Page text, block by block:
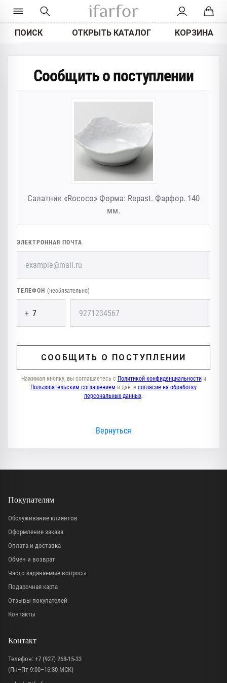
ПОИСК ОТКРЫТЬ КАТАЛОГ КОРЗИНА
Сообщить о поступлении
Салатник «Rococo» Форма: Repast. Фарфор. 140
мм.
ЭЛЕКТРОННАЯ ПОЧТА
ТЕЛЕФОН (необязательно)
+
СООБЩИТЬ О ПОСТУПЛЕНИИ
Нажимая кнопку, вы соглашаетесь с Политикой конфиденциальностии
Пользовательским соглашением и даёте согласие на обработку
персональных данных.
Вернуться
Покупателям
Обслуживание клиентов
Оформление заказа
Оплата и доставка
Обмен и возврат
Часто задаваемые вопросы
Подарочная карта
Отзывы покупателей
Контакты
Контакт
Телефон: +7 (927) 268-15-33
(Пн–Пт 9:00–16:30 МСК)